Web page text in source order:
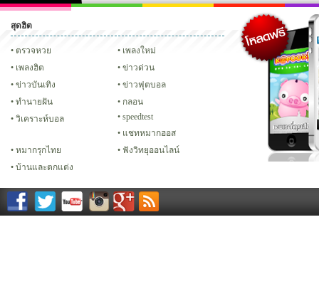
คลิป ภาพ ปฏิทิน 2556 เฟซบุ๊ก ทวิ
Glitter
สุดฮิต
ตรวจหวย
เพลงใหม่
เพลงฮิต
ข่าวด่วน
ข่าวบันเทิง
ข่าวฟุตบอล
ทํานายฝัน
กลอน
วิเคราะห์บอล
speedtest
แชทหมากฮอส
หมากรุกไทย
ฟังวิทยุออนไลน์
บ้านและตกแต่ง